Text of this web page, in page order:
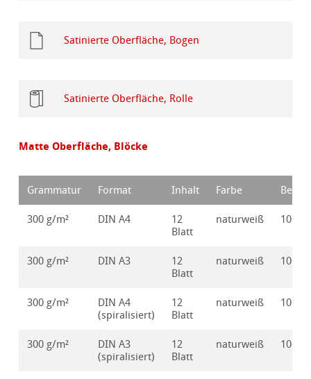
Satinierte Oberfläche, Bogen
Satinierte Oberfläche, Rolle
Matte Oberfläche, Blöcke
Grammatur Format Inhalt Farbe
300 g/m² DIN A4
12
Blatt
naturweiß
300 g/m² DIN A3
12
Blatt
naturweiß
300 g/m²
DIN A4
(spiralisiert)
12
Blatt
naturweiß
300 g/m²
DIN A3
(spiralisiert)
12
Blatt
naturweiß